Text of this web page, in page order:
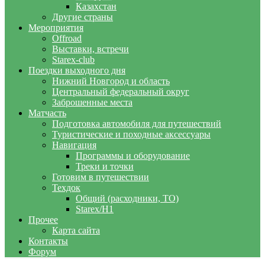
Казахстан
Другие страны
Мероприятия
Offroad
Выставки, встречи
Starex-club
Поездки выходного дня
Нижний Новгород и область
Центральный федеральный округ
Заброшенные места
Матчасть
Подготовка автомобиля для путешествий
Туристические и походные аксессуары
Навигация
Программы и оборудование
Треки и точки
Готовим в путешествии
Техдок
Общий (расходники, ТО)
Starex/H1
Прочее
Карта сайта
Контакты
Форум